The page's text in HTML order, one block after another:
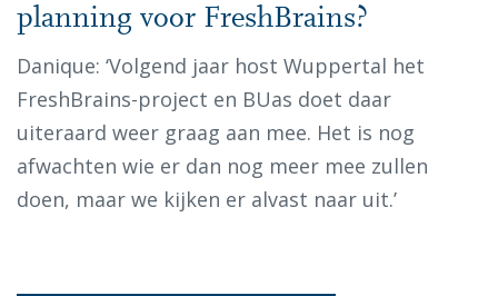
planning voor FreshBrains?
Danique: ‘Volgend jaar host Wuppertal het
FreshBrains-project en BUas doet daar
uiteraard weer graag aan mee. Het is nog
afwachten wie er dan nog meer mee zullen
doen, maar we kijken er alvast naar uit.’